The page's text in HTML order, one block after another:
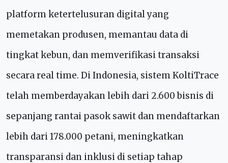
platform ketertelusuran digital yang
memetakan produsen, memantau data di
tingkat kebun, dan memverifikasi transaksi
secara real time. Di Indonesia, sistem KoltiTrace
telah memberdayakan lebih dari 2.600 bisnis di
sepanjang rantai pasok sawit dan mendaftarkan
lebih dari 178.000 petani, meningkatkan
transparansi dan inklusi di setiap tahap